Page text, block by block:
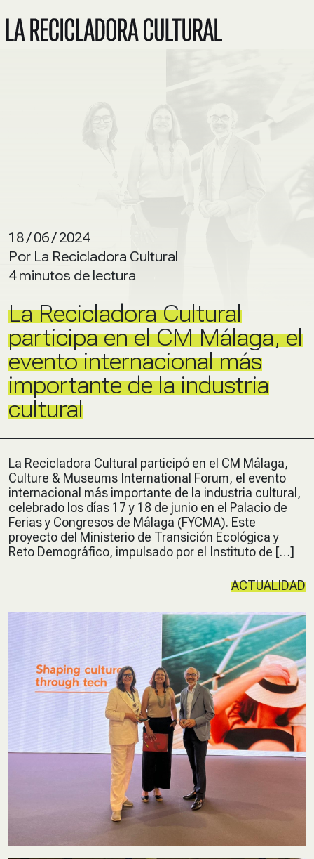
18 / 06 / 2024
Por La Recicladora Cultural
4 minutos de lectura
La Recicladora Cultural
participa en el CM Málaga, el
evento internacional más
importante de la industria
cultural
La Recicladora Cultural participó en el CM Málaga,
Culture & Museums International Forum, el evento
internacional más importante de la industria cultural,
celebrado los días 17 y 18 de junio en el Palacio de
Ferias y Congresos de Málaga (FYCMA). Este
proyecto del Ministerio de Transición Ecológica y
Reto Demográfico, impulsado por el Instituto de […]
ACTUALIDAD